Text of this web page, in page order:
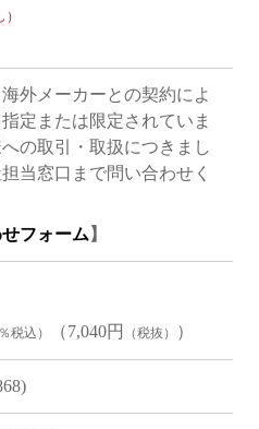
外メーカーとの契約によ
定または限定されていま
の取引・取扱につきまし
当窓口まで問い合わせく
フォーム 】
税込） （7,040円 （税抜） ）